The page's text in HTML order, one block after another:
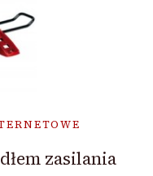
zasilania